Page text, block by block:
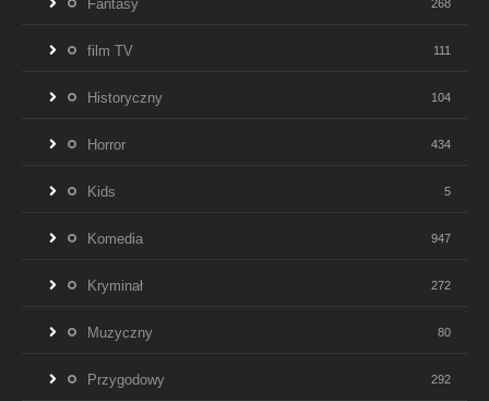
Fantasy 268
film TV 111
Historyczny 104
Horror 434
Kids 5
Komedia 947
Kryminał 272
Muzyczny 80
Przygodowy 292